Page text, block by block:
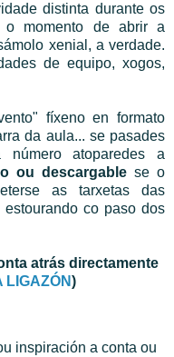
distinta durante os
o momento de abrir a
xenial, a verdade.
de equipo, xogos,
fíxeno en formato
da aula... se pasades
atoparedes a
ou descargable se o
as tarxetas das
co paso dos
atrás directamente
LIGAZÓN)
inspiración a conta ou